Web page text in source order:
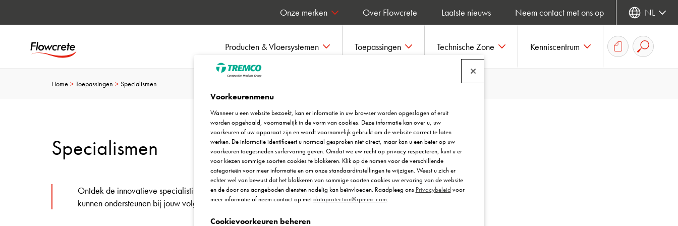
Producten & Vloersystemen Toepassingen Technische Zone Kenniscentrum
Over Flowcrete Laatste nieuws Neem contact met ons op
Onze merken NL
Specialismen
Ontdek de innovatieve specialistische vloeroplossingen en -systemen die jou
kunnen ondersteunen bij jouw volgende project.
Home Toepassingen Specialismen
Voorkeurenmenu
Wanneer u een website bezoekt, kan er informatie in uw browser worden opgeslagen of eruit
worden opgehaald, voornamelijk in de vorm van cookies. Deze informatie kan over u, uw
voorkeuren of uw apparaat zijn en wordt voornamelijk gebruikt om de website correct te laten
werken. De informatie identificeert u normaal gesproken niet direct, maar kan u een beter op uw
voorkeuren toegesneden surfervaring geven. Omdat we uw recht op privacy respecteren, kunt u er
voor kiezen sommige soorten cookies te blokkeren. Klik op de namen voor de verschillende
categorieën voor meer informatie en om onze standaardinstellingen te wijzigen. Weest u zich er
echter wel van bewust dat het blokkeren van sommige soorten cookies uw ervaring van de website
en de door ons aangeboden diensten nadelig kan beïnvloeden. Raadpleeg ons Privacybeleid voor
meer informatie of neem contact op metdataprotection@rpminc.com.
Cookievoorkeuren beheren